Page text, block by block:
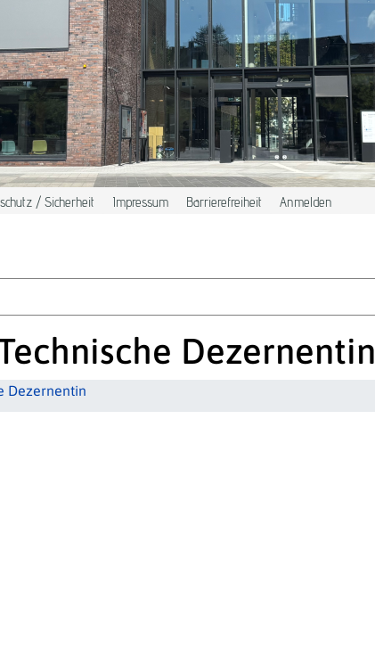
/ Sicherheit Impressum Barrierefreiheit Anmelden
Dezernentin
Dezernentin